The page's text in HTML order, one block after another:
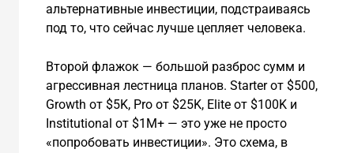
альтернативные инвестиции, подстраиваясь
под то, что сейчас лучше цепляет человека.
Второй флажок — большой разброс сумм и
агрессивная лестница планов. Starter от $500,
Growth от $5K, Pro от $25K, Elite от $100K и
Institutional от $1M+ — это уже не просто
«попробовать инвестиции». Это схема, в